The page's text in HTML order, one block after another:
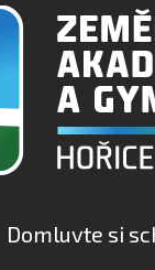
Domluvte si